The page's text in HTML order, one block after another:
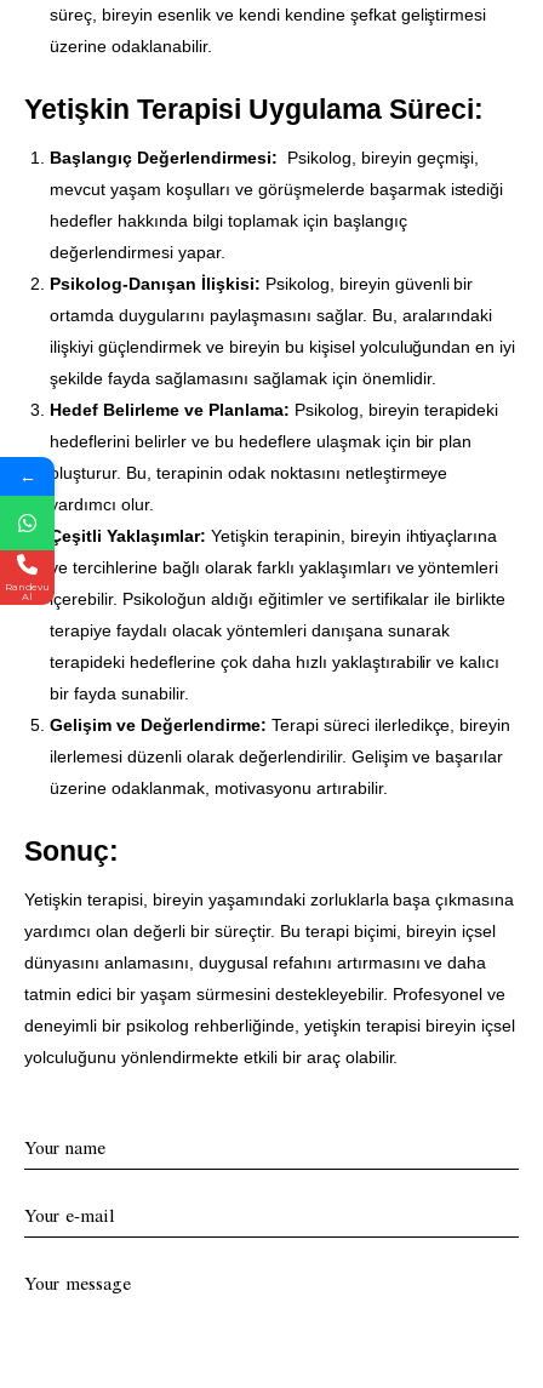
süreç, bireyin esenlik ve kendi kendine şefkat geliştirmesi
üzerine odaklanabilir.
Yetişkin Terapisi Uygulama Süreci:
Başlangıç Değerlendirmesi:
Psikolog, bireyin geçmişi,
mevcut yaşam koşulları ve görüşmelerde başarmak istediği
hedefler hakkında bilgi toplamak için başlangıç
değerlendirmesi yapar.
Psikolog-Danışan İlişkisi: Psikolog, bireyin güvenli bir
ortamda duygularını paylaşmasını sağlar. Bu, aralarındaki
ilişkiyi güçlendirmek ve bireyin bu kişisel yolculuğundan en iyi
şekilde fayda sağlamasını sağlamak için önemlidir.
Hedef Belirleme ve Planlama: Psikolog, bireyin terapideki
hedeflerini belirler ve bu hedeflere ulaşmak için bir plan
oluşturur. Bu, terapinin odak noktasını netleştirmeye
yardımcı olur.
Çeşitli Yaklaşımlar: Yetişkin terapinin, bireyin ihtiyaçlarına
ve tercihlerine bağlı olarak farklı yaklaşımları ve yöntemleri
içerebilir. Psikoloğun aldığı eğitimler ve sertifikalar ile birlikte
terapiye faydalı olacak yöntemleri danışana sunarak
terapideki hedeflerine çok daha hızlı yaklaştırabilir ve kalıcı
bir fayda sunabilir.
Gelişim ve Değerlendirme: Terapi süreci ilerledikçe, bireyin
ilerlemesi düzenli olarak değerlendirilir. Gelişim ve başarılar
üzerine odaklanmak, motivasyonu artırabilir.
Sonuç:
Yetişkin terapisi, bireyin yaşamındaki zorluklarla başa çıkmasına
yardımcı olan değerli bir süreçtir. Bu terapi biçimi, bireyin içsel
dünyasını anlamasını, duygusal refahını artırmasını ve daha
tatmin edici bir yaşam sürmesini destekleyebilir. Profesyonel ve
deneyimli bir psikolog rehberliğinde, yetişkin terapisi bireyin içsel
yolculuğunu yönlendirmekte etkili bir araç olabilir.
←
Randevu
Al